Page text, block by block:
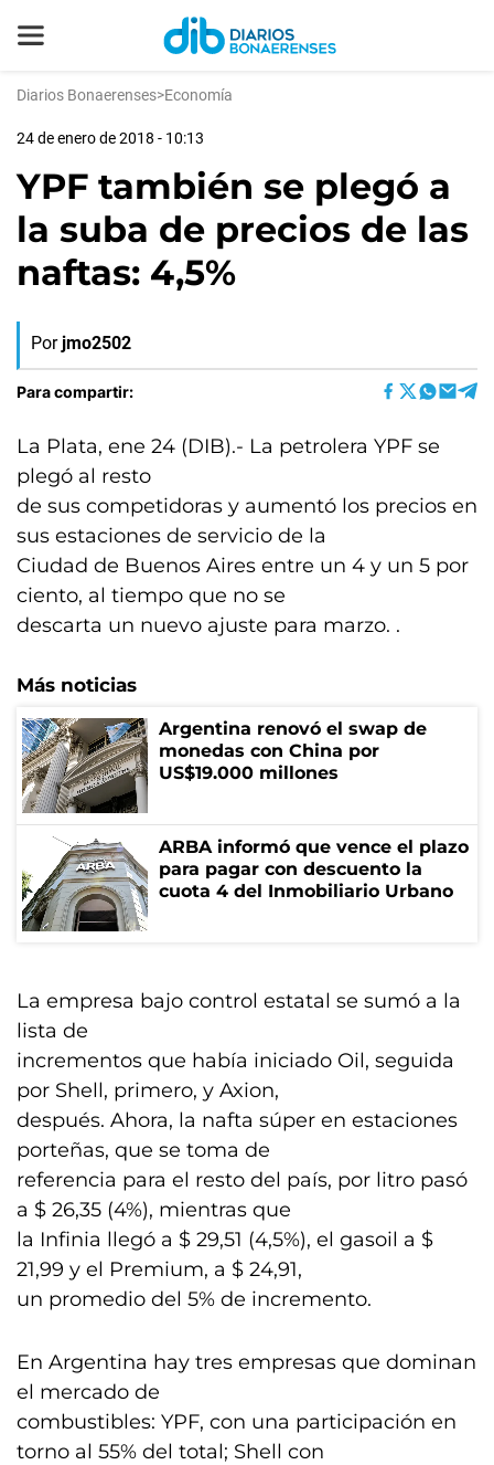
Diarios Bonaerenses>Economía
24 de enero de 2018 - 10:13
YPF también se plegó a
la suba de precios de las
naftas: 4,5%
Por jmo2502
Para compartir:
La Plata, ene 24 (DIB).- La petrolera YPF se
plegó al resto
de sus competidoras y aumentó los precios en
sus estaciones de servicio de la
Ciudad de Buenos Aires entre un 4 y un 5 por
ciento, al tiempo que no se
descarta un nuevo ajuste para marzo. .
Más noticias
Argentina renovó el swap de
monedas con China por
US$19.000 millones
ARBA informó que vence el plazo
para pagar con descuento la
cuota 4 del Inmobiliario Urbano
La empresa bajo control estatal se sumó a la
lista de
incrementos que había iniciado Oil, seguida
por Shell, primero, y Axion,
después. Ahora, la nafta súper en estaciones
porteñas, que se toma de
referencia para el resto del país, por litro pasó
a $ 26,35 (4%), mientras que
la Infinia llegó a $ 29,51 (4,5%), el gasoil a $
21,99 y el Premium, a $ 24,91,
un promedio del 5% de incremento.
En Argentina hay tres empresas que dominan
el mercado de
combustibles: YPF, con una participación en
torno al 55% del total; Shell con